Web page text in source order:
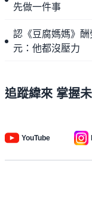
先做一件事
認《豆腐媽媽》
元：他都沒壓力
追蹤緯來 掌握
YouTube